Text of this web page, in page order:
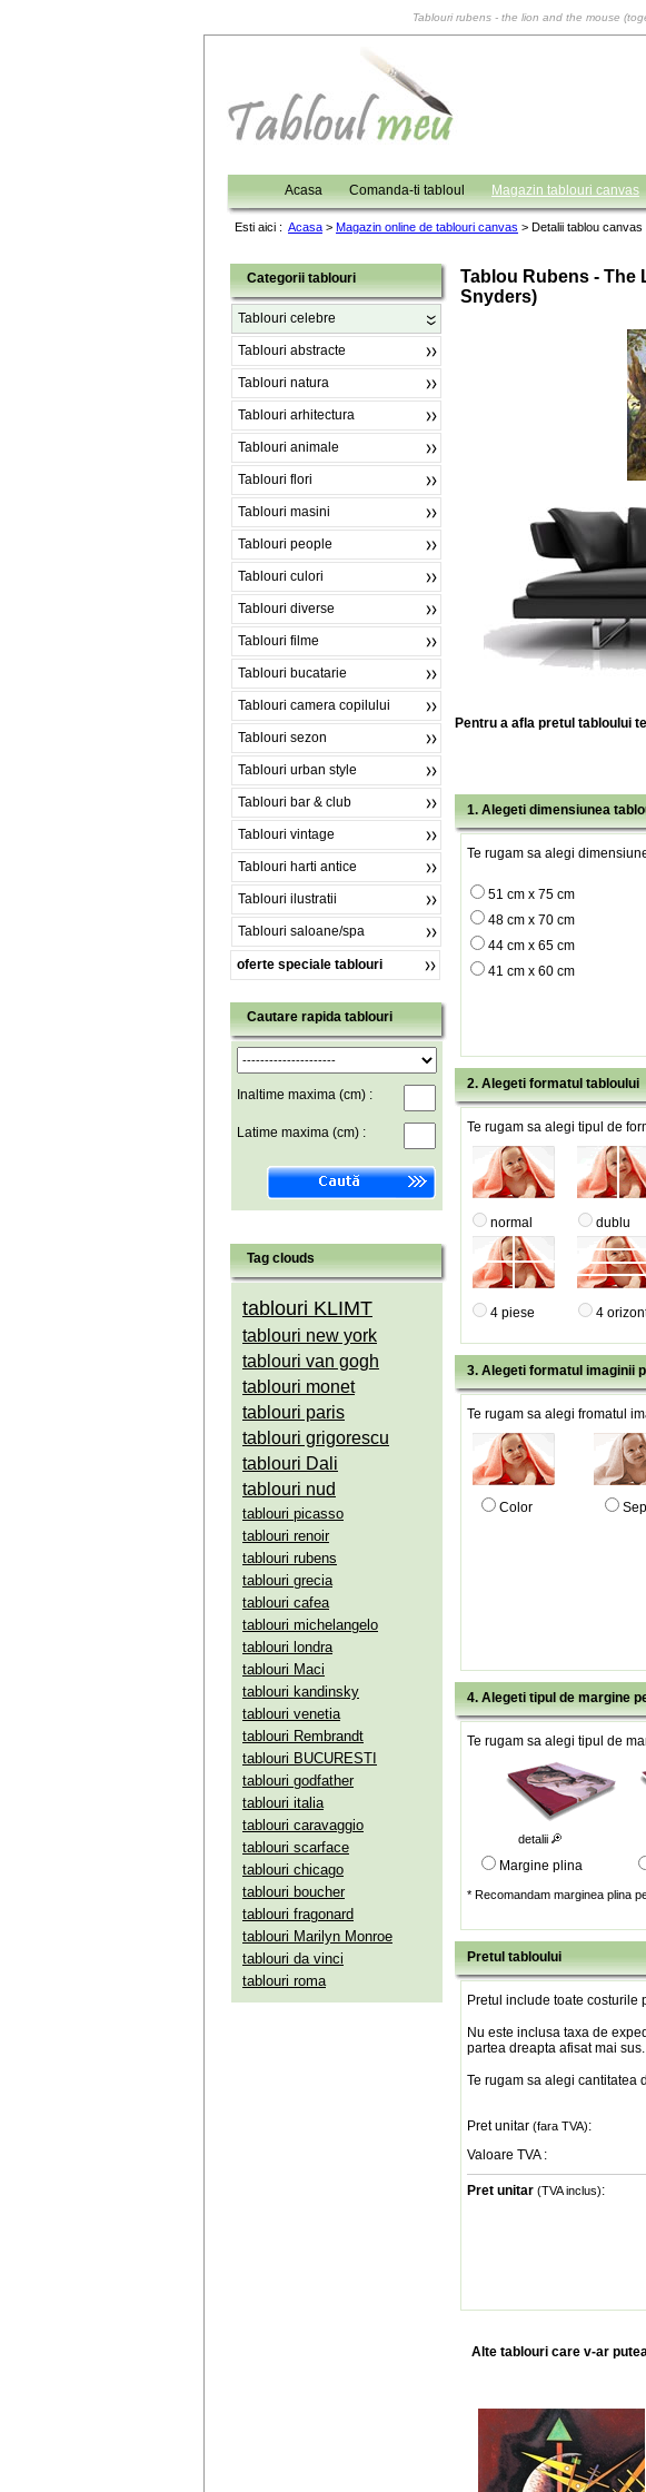
Tablouri rubens - the lion and the mouse
Acasa Comanda-ti tabloul Magazin tablouri canvas
Esti aici : Acasa > Magazin online de tablouri canvas > Detalii tablou canvas
Categorii tablouri
Tablouri celebre
Tablouri abstracte
Tablouri natura
Tablouri arhitectura
Tablouri animale
Tablouri flori
Tablouri masini
Tablouri people
Tablouri culori
Tablouri diverse
Tablouri filme
Tablouri bucatarie
Tablouri camera copilului
Tablouri sezon
Tablouri urban style
Tablouri bar & club
Tablouri vintage
Tablouri harti antice
Tablouri ilustratii
Tablouri saloane/spa
oferte speciale tablouri
Cautare rapida tablouri
Inaltime maxima (cm) :
Latime maxima (cm) :
Tag clouds
tablouri KLIMT
tablouri new york
tablouri van gogh
tablouri monet
tablouri paris
tablouri grigorescu
tablouri Dali
tablouri nud
tablouri picasso
tablouri renoir
tablouri rubens
tablouri grecia
tablouri cafea
tablouri michelangelo
tablouri londra
tablouri Maci
tablouri kandinsky
tablouri venetia
tablouri Rembrandt
tablouri BUCURESTI
tablouri godfather
tablouri italia
tablouri caravaggio
tablouri scarface
tablouri chicago
tablouri boucher
tablouri fragonard
tablouri Marilyn Monroe
tablouri da vinci
tablouri roma
Tablou Rubens - The
Snyders)
Pentru a afla pretul tabloului
1. Alegeti dimensiunea
Te rugam sa alegi
51 cm x 75 cm
48 cm x 70 cm
44 cm x 65 cm
41 cm x 60 cm
2. Alegeti formatul tabloului
Te rugam sa alegi tipul de
normal dublu
4 piese 4
3. Alegeti formatul imaginii
Te rugam sa alegi fromatul
Color
4. Alegeti tipul de margine
Te rugam sa alegi tipul de
detalii
Margine plina
* Recomandam marginea plina
Pretul tabloului
Pretul include toate
Nu este inclusa taxa de
partea dreapta afisat mai sus.
Te rugam sa alegi cantitatea
Pret unitar (fara TVA):
Valoare TVA :
Pret unitar (TVA inclus):
Alte tablouri care v-ar